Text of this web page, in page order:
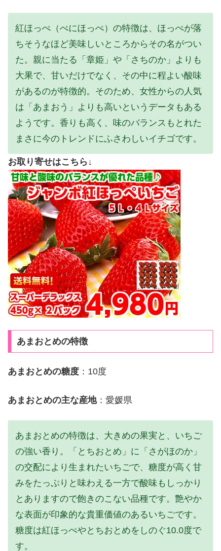
紅ほっぺ（べにほっぺ）の特徴は、ほっぺが落
ちそうなほど美味しいところからその名がつい
た。親に当たる「章姫」や「さちのか」よりも
大果で、甘いだけでなく、その中に程よい酸味
があるのが特徴的。そのため、女性からの人気
は「あまおう」よりも高いというデータもある
ようです。香りも高く、味のバランスもとれた
まさに今のトレンドにふさわしいイチゴです。
お取り寄せはこちら↓
あまおとめの特徴
あまおとめの糖度 ：10度
あまおとめの主な産地：愛媛県
あまおとめの特徴は、大きめの果実と、いちご
の強い香り。「とちおとめ」に「さがほのか」
の交配により生まれたいちごで、糖度が高く甘
みをたっぷりと味わえる一方で酸味もしっかり
とありますので飽きのこない品種です。艶やか
な表面が印象的な貴重価値のあるいちごです。
糖度は紅ほっぺやとちおとめをしのぐ10.0度で
す。